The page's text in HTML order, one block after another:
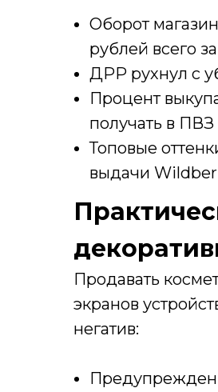
Оборот
рублей всего
ДРР рухнул с
Процент
получать в
Топовые
выдачи
Продавать
экранов
негатив: